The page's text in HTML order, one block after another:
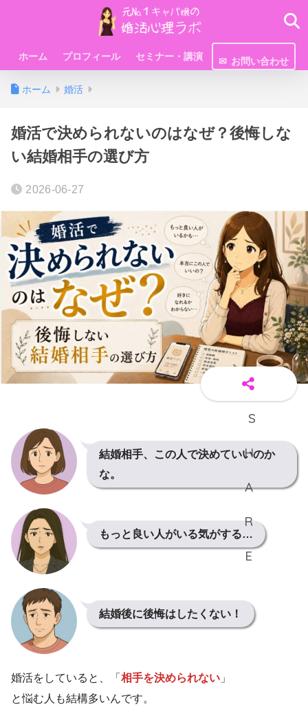
ホーム プロフィール セミナー・講演 お問い合わせ
ホーム 婚活
婚活で決められないのはなぜ？後悔しな
い結婚相手の選び方
2026-06-27
結婚相手、この人で決めていいのか
な。
もっと良い人がいる気がする…
結婚後に後悔はしたくない！
婚活をしていると、「 相手を決められない 」
と悩む人も結構多いんです。